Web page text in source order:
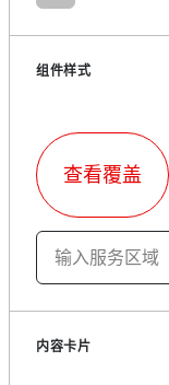
组件样式
查看覆盖
输入服务区域
内容卡片